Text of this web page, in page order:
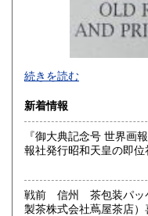
最寄駅：花小金井
営業時間：10:00〜18:00
定休日：不定休
古本・骨董品の出張買取
たはメールにて承ってお
続きを読む
新着情報
『御大典記念号 世界画
報社発行昭和天皇の即位
るグラフ雑誌の臨時増
事を写した貴重な写真
戦前 信州 茶包装パ
製茶株式会社蔦屋茶店